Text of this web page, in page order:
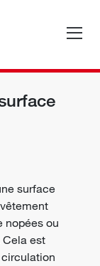
surface
nopées ou
Cela est